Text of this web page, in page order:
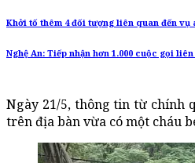
Khởi tố thêm 4 đối tượng liên quan đến vụ
Nghệ An: Tiếp nhận hơn 1.000 cuộc gọi
Ngày 21/5, thông tin từ chính
trên địa bàn vừa có một cháu